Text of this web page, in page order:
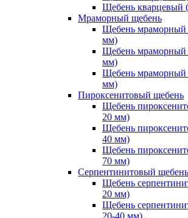
Щебень кварцевый
Мраморный щебень
Щебень мраморный
мм)
Щебень мраморный
мм)
Щебень мраморный
мм)
Пироксенитовый щебень
Щебень
20 мм)
Щебень
40 мм)
Щебень
70 мм)
Серпентинитовый щебень
Щебень
20 мм)
Щебень
20-40 мм)